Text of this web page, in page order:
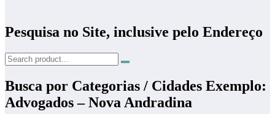
Pesquisa no Site, inclusive pelo Endereço
Busca por Categorias / Cidades Exemplo:
Advogados – Nova Andradina